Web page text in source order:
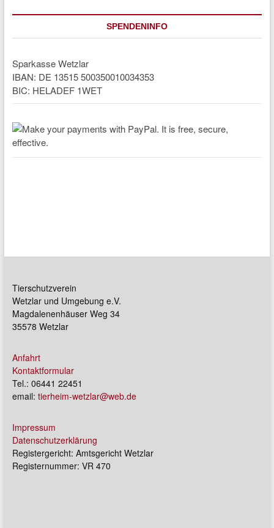
SPENDENINFO
Sparkasse Wetzlar
IBAN: DE 13515 500350010034353
BIC: HELADEF 1WET
Tierschutzverein
Wetzlar und Umgebung e.V.
Magdalenenhäuser Weg 34
35578 Wetzlar
Anfahrt
Kontaktformular
Tel.: 06441 22451
email: tierheim-wetzlar@web.de
Impressum
Datenschutzerklärung
Registergericht: Amtsgericht Wetzlar
Registernummer: VR 470